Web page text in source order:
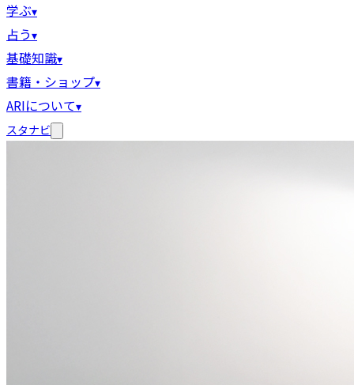
学ぶ▾
占う▾
基礎知識▾
書籍・ショップ▾
ARIについて▾
スタナビ